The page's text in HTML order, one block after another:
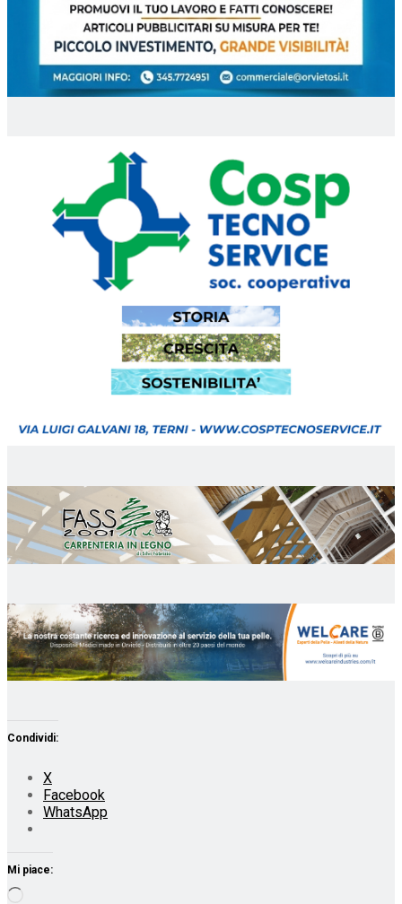
Condividi:
X
Facebook
WhatsApp
Mi piace: